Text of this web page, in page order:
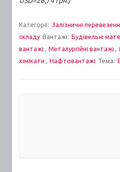
Категорії: Залізничні
складу Вантажі: Будівельні
вантажі , Металургійні вантажі ,
хімікати , Нафтовантажі Тема: